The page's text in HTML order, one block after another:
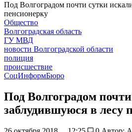
Под Волгоградом почти сутки
пенсионерку
Общество
Волгоградская область
ГУ МВД
новости Волгоградской области
полиция
происшествие
СоцИнформБюро
Под Волгоградом
заблудившуюся в лесу